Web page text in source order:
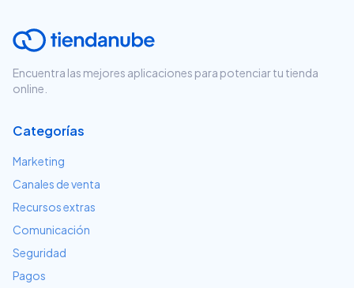
Encuentra las mejores aplicaciones para potenciar tu tienda
online.
Categorías
Marketing
Canales de venta
Recursos extras
Comunicación
Seguridad
Pagos